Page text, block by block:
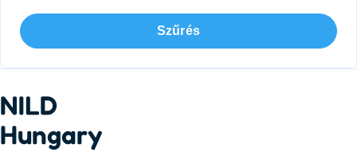
Szűrés
NILD
Hungary